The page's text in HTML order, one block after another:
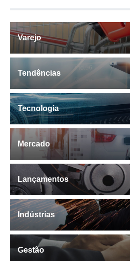
Varejo
Tendências
Tecnologia
Mercado
Lançamentos
Indústrias
Gestão